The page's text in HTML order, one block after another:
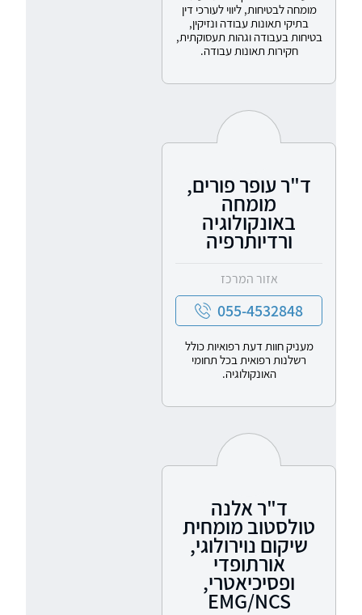
מומחה לבטיחות, ליווי לעורכי דין
בתיקי תאונות עבודה ונזיקין,
בטיחות בעבודה וגהות תעסוקתית,
חקירות תאונות עבודה.
ד"ר עופר פורים,
מומחה
באונקולוגיה
ורדיותרפיה
אזור המרכז
055-4532848
מעניק חוות דעת רפואיות כולל
רשלנות רפואית בכל תחומי
האונקולוגיה.
ד"ר אלנה
טולסטוב מומחית
שיקום נוירולוגי,
אורתופדי
ופסיכיאטרי,
EMG/NCS